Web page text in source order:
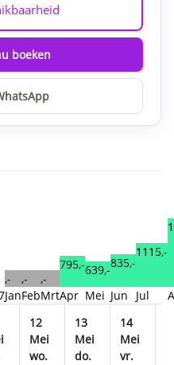
boeken
,-
Jan
,-
Feb
,-
Mrt
795,-
Apr
639,-
Mei
835,-
Jun
1115,-
Jul
12
Mei
wo.
13
Mei
do.
14
Mei
vr.